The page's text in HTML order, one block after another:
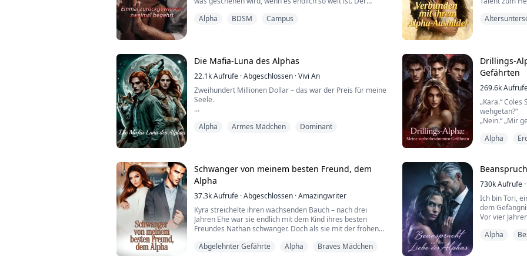
nicht dazu bestimmt, lange dort zu bleiben. Sie ist zu
Alpha BDSM Campus
fand ich
Die Mafia-Luna des Alphas
22.1kAufrufe ·Abgeschlossen ·Vivi An
Zweihundert Millionen Dollar – das war der Preis für meine
Seele.
die Handgelenke, während Männer mit Masken auf mich
Alpha Damian Wolfe. Der König der Stadt. Der Mann, der
tötet, ohne mit der Wimper zu zucken.
Er hat mich nicht gekauft, u...
Alpha Armes Mädchen Dominant
Drillings-
Gefährten
269.6k
„Kara.“
wehgetan?“
„Nein.“ „Mir
„Nicht.“
„Dein Duft.“
nach …“
„Hör auf.“ Ich
„Einfach …
Dann ...
Alpha
Schwanger von meinem besten Freund, dem
Alpha
37.3kAufrufe ·Abgeschlossen ·Amazingwriter
Kyra streichelte ihren wachsenden Bauch – nach drei
Jahren Ehe war sie endlich mit dem Kind ihres besten
Freundes Nathan schwanger. Doch als sie mit der frohen
ihr und flehte sie an, ihre Verbindung zu lösen.
Abgelehnter Gefährte Alpha Braves Mädchen
730kAufrufe ·
Ich bin Tori,
dem
Vor vier
Gefangene,
Alpha